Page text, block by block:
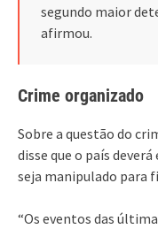
segundo maior
afirmou.
Crime organizado
Sobre a questão do
disse que o país
seja manipulado para
“Os eventos das